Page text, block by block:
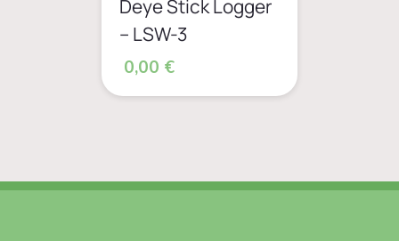
Deye Stick Logger
– LSW-3
0,00 €